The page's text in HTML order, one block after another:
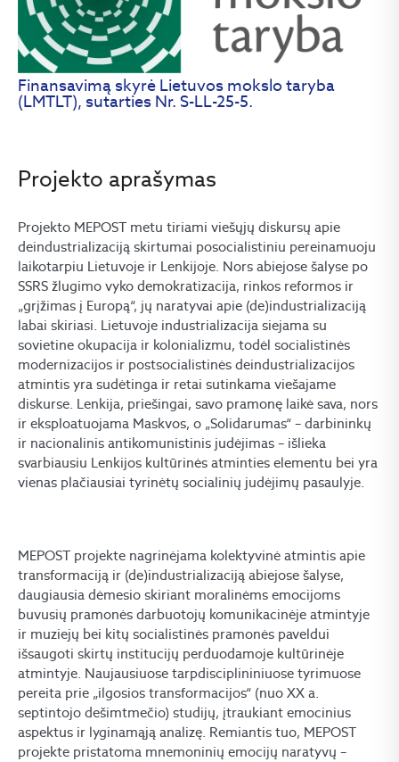
Finansavimą skyrė Lietuvos mokslo taryba
(LMTLT), sutarties Nr. S-LL-25-5.
Projekto aprašymas
Projekto MEPOST metu tiriami viešųjų diskursų apie
deindustrializaciją skirtumai posocialistiniu pereinamuoju
laikotarpiu Lietuvoje ir Lenkijoje. Nors abiejose šalyse po
SSRS žlugimo vyko demokratizacija, rinkos reformos ir
„grįžimas į Europą“, jų naratyvai apie (de)industrializaciją
labai skiriasi. Lietuvoje industrializacija siejama su
sovietine okupacija ir kolonializmu, todėl socialistinės
modernizacijos ir postsocialistinės deindustrializacijos
atmintis yra sudėtinga ir retai sutinkama viešajame
diskurse. Lenkija, priešingai, savo pramonę laikė sava, nors
ir eksploatuojama Maskvos, o „Solidarumas“ – darbininkų
ir nacionalinis antikomunistinis judėjimas – išlieka
svarbiausiu Lenkijos kultūrinės atminties elementu bei yra
vienas plačiausiai tyrinėtų socialinių judėjimų pasaulyje.
MEPOST projekte nagrinėjama kolektyvinė atmintis apie
transformaciją ir (de)industrializaciją abiejose šalyse,
daugiausia dėmesio skiriant moralinėms emocijoms
buvusių pramonės darbuotojų komunikacinėje atmintyje
ir muziejų bei kitų socialistinės pramonės paveldui
išsaugoti skirtų institucijų perduodamoje kultūrinėje
atmintyje. Naujausiuose tarpdisciplininiuose tyrimuose
pereita prie „ilgosios transformacijos“ (nuo XX a.
septintojo dešimtmečio) studijų, įtraukiant emocinius
aspektus ir lyginamąją analizę. Remiantis tuo, MEPOST
projekte pristatoma mnemoninių emocijų naratyvų –